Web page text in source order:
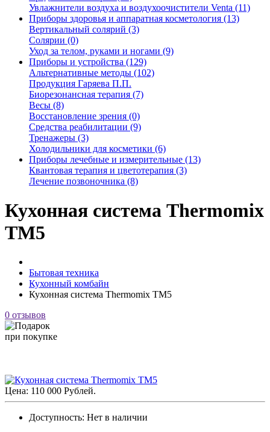
Увлажнители воздуха и воздухоочистители Venta (11)
Приборы здоровья и аппаратная косметология (13)
Вертикальный солярий (3)
Солярии (0)
Уход за телом, руками и ногами (9)
Приборы и устройства (129)
Альтернативные методы (102)
Продукция Гаряева П.П.
Биорезонансная терапия (7)
Весы (8)
Восстановление зрения (0)
Средства реабилитации (9)
Тренажеры (3)
Холодильники для косметики (6)
Приборы лечебные и измерительные (13)
Квантовая терапия и цветотерапия (3)
Лечение позвоночника (8)
Кухонная система Thermomix
TM5
Бытовая техника
Кухонный комбайн
Кухонная система Thermomix TM5
0 отзывов
Цена: 110 000 Рублей.
Доступность: Нет в наличии